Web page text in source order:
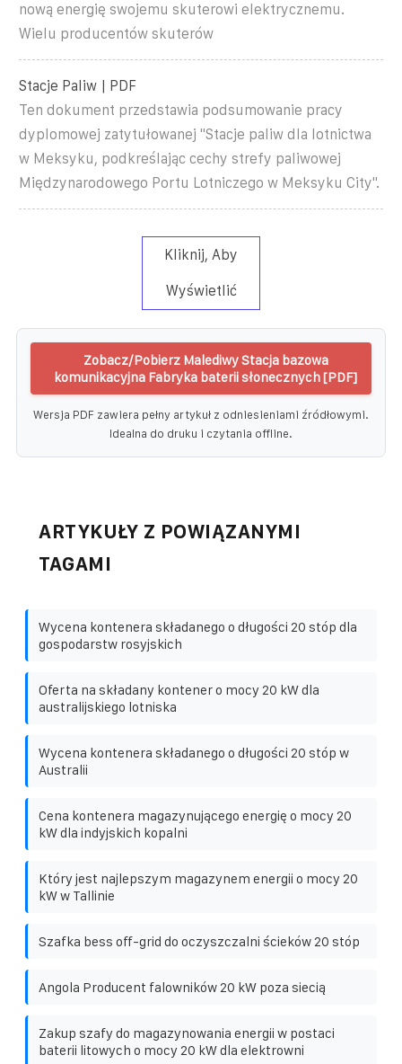
nową energię swojemu skuterowi elektrycznemu.
Wielu producentów skuterów
Stacje Paliw | PDF
Ten dokument przedstawia podsumowanie pracy
dyplomowej zatytułowanej "Stacje paliw dla lotnictwa
w Meksyku, podkreślając cechy strefy paliwowej
Międzynarodowego Portu Lotniczego w Meksyku City".
Kliknij, Aby
Wyświetlić
Zobacz/Pobierz Malediwy Stacja bazowa
komunikacyjna Fabryka baterii słonecznych [PDF]
Wersja PDF zawiera pełny artykuł z odniesieniami źródłowymi.
Idealna do druku i czytania offline.
ARTYKUŁY Z POWIĄZANYMI
TAGAMI
Wycena kontenera składanego o długości 20 stóp dla
gospodarstw rosyjskich
Oferta na składany kontener o mocy 20 kW dla
australijskiego lotniska
Wycena kontenera składanego o długości 20 stóp w
Australii
Cena kontenera magazynującego energię o mocy 20
kW dla indyjskich kopalni
Który jest najlepszym magazynem energii o mocy 20
kW w Tallinie
Szafka bess off-grid do oczyszczalni ścieków 20 stóp
Angola Producent falowników 20 kW poza siecią
Zakup szafy do magazynowania energii w postaci
baterii litowych o mocy 20 kW dla elektrowni